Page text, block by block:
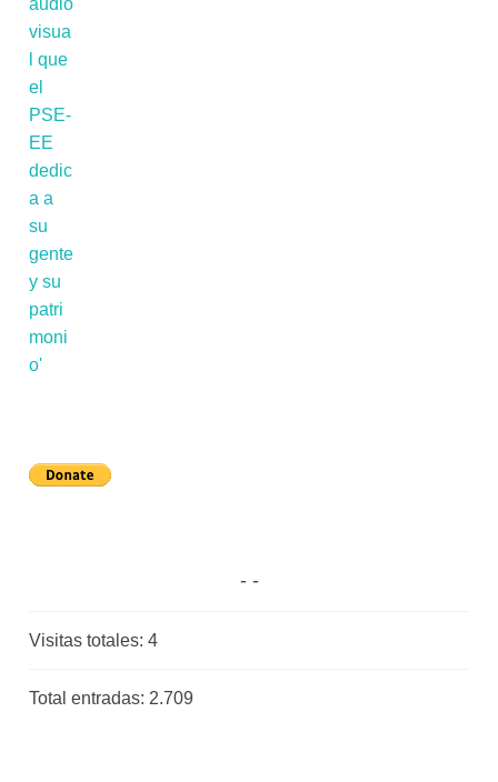
Visitas totales:4
Total entradas: 2.709